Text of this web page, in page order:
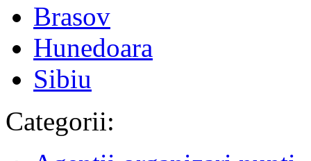
Brasov
Hunedoara
Sibiu
Categorii: